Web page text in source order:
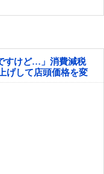
すけど…」消費減税
げして店頭価格を変